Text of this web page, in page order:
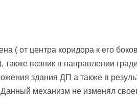
( от центра коридора к его
также возник в направлении
здания ДП а также в
механизм не изменял